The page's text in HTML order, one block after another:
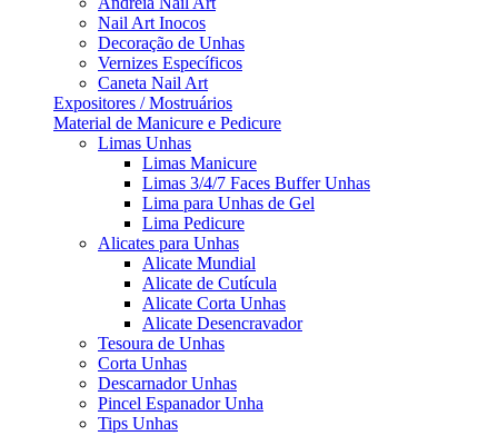
Nail Art Inocos
Decoração de Unhas
Vernizes Específicos
Caneta Nail Art
Expositores / Mostruários
Material de Manicure e Pedicure
Limas Unhas
Limas Manicure
Limas 3/4/7 Faces Buffer Unhas
Lima para Unhas de Gel
Lima Pedicure
Alicates para Unhas
Alicate Mundial
Alicate de Cutícula
Alicate Corta Unhas
Alicate Desencravador
Tesoura de Unhas
Corta Unhas
Descarnador Unhas
Pincel Espanador Unha
Tips Unhas